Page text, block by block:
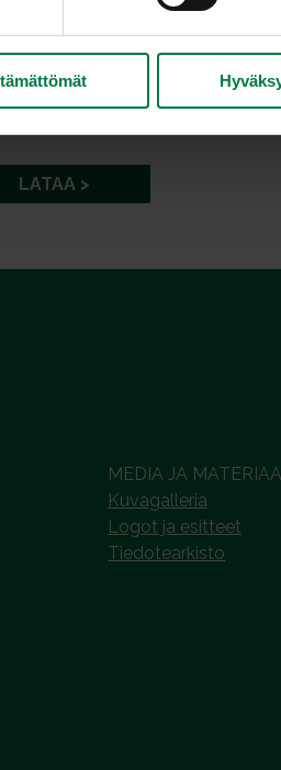
LATAA
MEDIA JA
Kuvagalleria
Logot ja esitteet
Tiedotearkisto